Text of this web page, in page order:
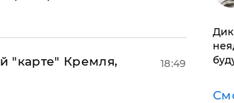
"карте" Кремля,
18:49